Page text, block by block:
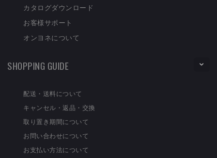
カタログダウンロード
お客様サポート
オンヨネについて
SHOPPING GUIDE
配送・送料について
キャンセル・返品・交換
取り置き期間について
お問い合わせについて
お支払い方法について